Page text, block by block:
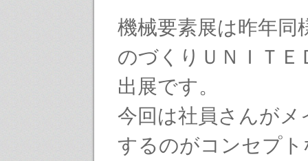
機械要素展は昨年同
のづくりＵＮＩＴＥ
出展です。
今回は社員さんがメ
するのがコンセプ